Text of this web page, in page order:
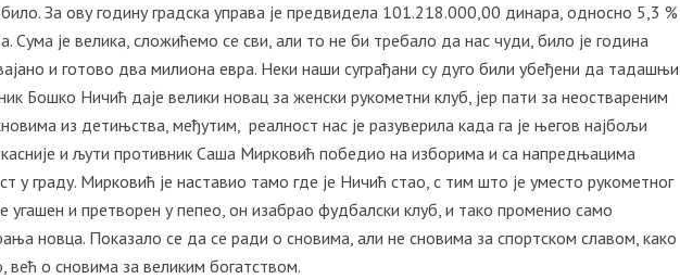
било. За ову годину градска управа је предвидела 101.218.000,00 динара, односно 5,3 %
Сума је велика, сложићемо се сви, али то не би требало да нас чуди, било је година
и готово два милиона евра. Неки наши суграђани су дуго били убеђени да тадашњи
Бошко Ничић даје велики новац за женски рукометни клуб, јер пати за неоствареним
из детињства, међутим, реалност нас је разуверила када га је његов најбољи
и љути противник Саша Мирковић победио на изборима и са напредњацима
у граду. Мирковић је наставио тамо где је Ничић стао, с тим што је уместо рукометног
угашен и претворен у пепео, он изабрао фудбалски клуб, и тако променио само
новца. Показало се да се ради о сновима, али не сновима за спортском славом, како
већ о сновима за великим богатством.